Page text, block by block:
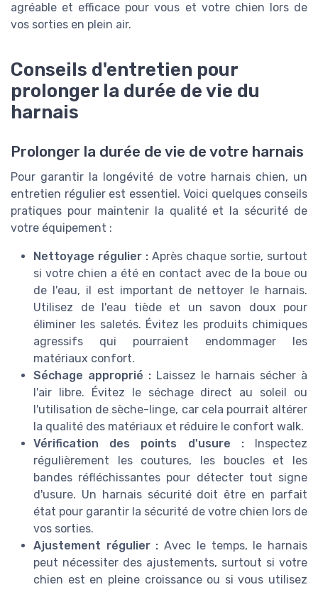
agréable et efficace pour vous et votre chien lors de
vos sorties en plein air.
Conseils d'entretien pour
prolonger la durée de vie du
harnais
Prolonger la durée de vie de votre harnais
Pour garantir la longévité de votre harnais chien, un
entretien régulier est essentiel. Voici quelques conseils
pratiques pour maintenir la qualité et la sécurité de
votre équipement :
Nettoyage régulier : Après chaque sortie, surtout
si votre chien a été en contact avec de la boue ou
de l'eau, il est important de nettoyer le harnais.
Utilisez de l'eau tiède et un savon doux pour
éliminer les saletés. Évitez les produits chimiques
agressifs qui pourraient endommager les
matériaux confort.
Séchage approprié : Laissez le harnais sécher à
l'air libre. Évitez le séchage direct au soleil ou
l'utilisation de sèche-linge, car cela pourrait altérer
la qualité des matériaux et réduire le confort walk.
Vérification des points d'usure :Inspectez
régulièrement les coutures, les boucles et les
bandes réfléchissantes pour détecter tout signe
d'usure. Un harnais sécurité doit être en parfait
état pour garantir la sécurité de votre chien lors de
vos sorties.
Ajustement régulier : Avec le temps, le harnais
peut nécessiter des ajustements, surtout si votre
chien est en pleine croissance ou si vous utilisez